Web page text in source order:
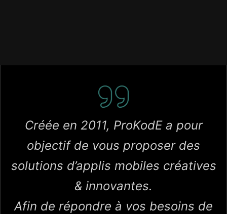
Créée en 2011, ProKodE a pour
objectif de vous proposer des
solutions d’applis mobiles créatives
& innovantes.
Afin de répondre à vos besoins de